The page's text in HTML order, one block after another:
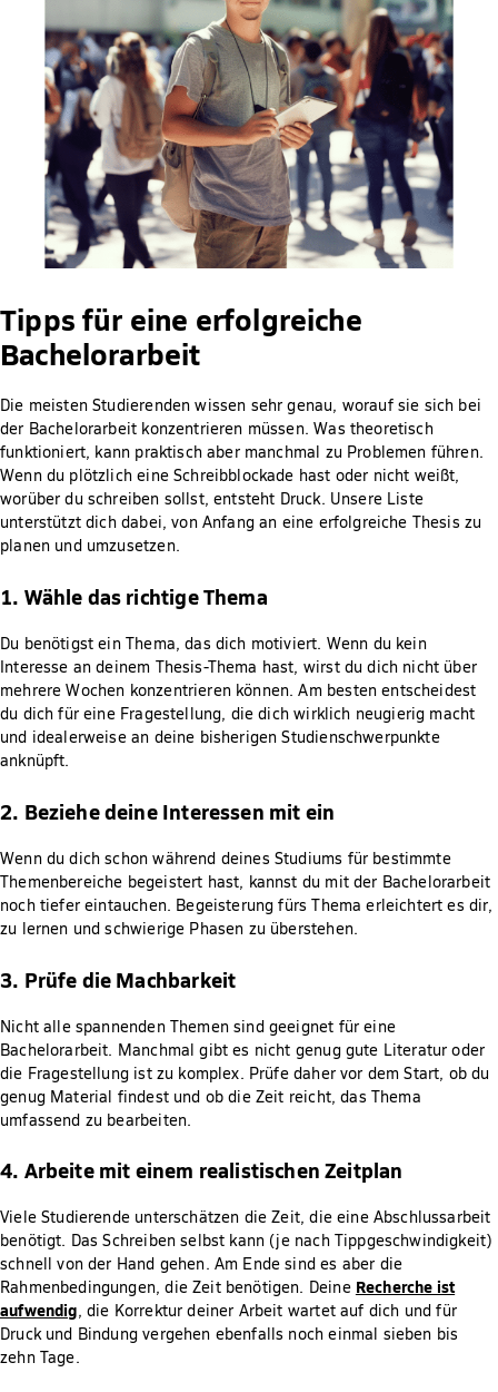
Tipps für eine erfolgreiche
Bachelorarbeit
Die meisten Studierenden wissen sehr genau, worauf sie sich bei
der Bachelorarbeit konzentrieren müssen. Was theoretisch
funktioniert, kann praktisch aber manchmal zu Problemen führen.
Wenn du plötzlich eine Schreibblockade hast oder nicht weißt,
worüber du schreiben sollst, entsteht Druck. Unsere Liste
unterstützt dich dabei, von Anfang an eine erfolgreiche Thesis zu
planen und umzusetzen.
1. Wähle das richtige Thema
Du benötigst ein Thema, das dich motiviert. Wenn du kein
Interesse an deinem Thesis-Thema hast, wirst du dich nicht über
mehrere Wochen konzentrieren können. Am besten entscheidest
du dich für eine Fragestellung, die dich wirklich neugierig macht
und idealerweise an deine bisherigen Studienschwerpunkte
anknüpft.
2. Beziehe deine Interessen mit ein
Wenn du dich schon während deines Studiums für bestimmte
Themenbereiche begeistert hast, kannst du mit der Bachelorarbeit
noch tiefer eintauchen. Begeisterung fürs Thema erleichtert es dir,
zu lernen und schwierige Phasen zu überstehen.
3. Prüfe die Machbarkeit
Nicht alle spannenden Themen sind geeignet für eine
Bachelorarbeit. Manchmal gibt es nicht genug gute Literatur oder
die Fragestellung ist zu komplex. Prüfe daher vor dem Start, ob du
genug Material findest und ob die Zeit reicht, das Thema
umfassend zu bearbeiten.
4. Arbeite mit einem realistischen Zeitplan
Viele Studierende unterschätzen die Zeit, die eine Abschlussarbeit
benötigt. Das Schreiben selbst kann (je nach Tippgeschwindigkeit)
schnell von der Hand gehen. Am Ende sind es aber die
Rahmenbedingungen, die Zeit benötigen. Deine Recherche ist
aufwendig, die Korrektur deiner Arbeit wartet auf dich und für
Druck und Bindung vergehen ebenfalls noch einmal sieben bis
zehn Tage.